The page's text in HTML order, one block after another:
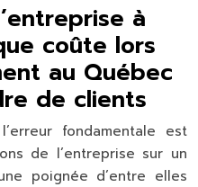
à
coûte lors
au Québec
de clients
fondamentale est
de l’entreprise sur un
poignée d’entre elles